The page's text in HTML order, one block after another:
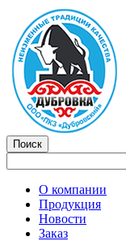
О компании
Продукция
Новости
Заказ